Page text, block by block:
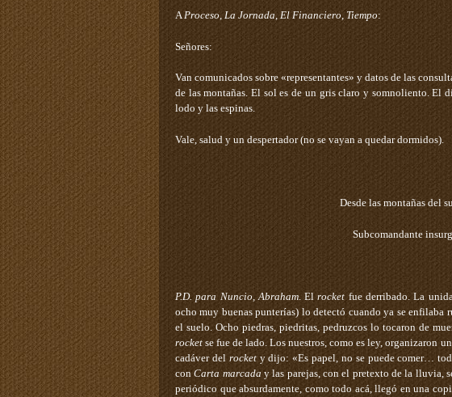
A Proceso La Jornada , El Financiero Tiempo:
Señores:
Van comunicados sobre «representantes» y datos de las
de las montañas. El sol es de un gris claro y somnoliento. El
lodo y las espinas.
Vale, salud y un despertador (no se vayan a quedar dormidos).
Desde las montañas del
Subcomandante
P.D. para Nuncio, Abraham. Elrocket fue derribado. La
ocho muy buenas punterías) lo detectó cuando ya se enfilaba
el suelo. Ocho piedras, piedritas, pedruzcos lo tocaron de
rocket se fue de lado. Los nuestros, como es ley, organizaron
cadáver del rockety dijo: «Es papel, no se puede comer…
conCarta marcada y las parejas, con el pretexto de la lluvia,
periódico que absurdamente, como todo acá, llegó en una